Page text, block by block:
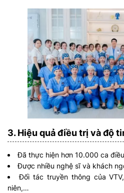
3. Hiệu quả điều trị và độ
Đã thực hiện hơn 10.000 ca
Được nhiều nghệ sĩ và khách
Đối tác truyền thông của
niên,…